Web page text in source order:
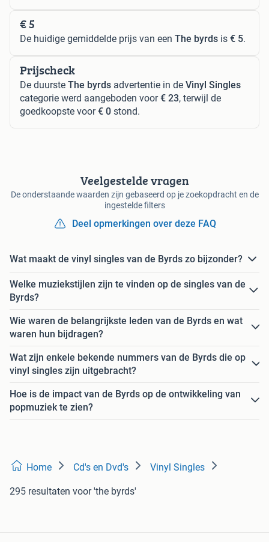
€ 5
De huidige gemiddelde prijs van een The byrds is € 5.
Prijscheck
De duurste The byrds advertentie in de Vinyl Singles
categorie werd aangeboden voor€ 23, terwijl de
goedkoopste voor€ 0 stond.
Veelgestelde vragen
De onderstaande waarden zijn gebaseerd op je zoekopdracht en de
ingestelde filters
Deel opmerkingen over deze FAQ
Wat maakt de vinyl singles van de Byrds zo bijzonder?
Welke muziekstijlen zijn te vinden op de singles van de
Byrds?
Wie waren de belangrijkste leden van de Byrds en wat
waren hun bijdragen?
Wat zijn enkele bekende nummers van de Byrds die op
vinyl singles zijn uitgebracht?
Hoe is de impact van de Byrds op de ontwikkeling van
popmuziek te zien?
Home Cd's en Dvd's Vinyl Singles
295 resultaten voor 'the byrds'